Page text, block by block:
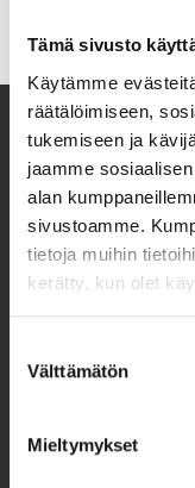
Tämä sivusto
Käytämme
räätälöimiseen,
tukemiseen ja
jaamme
alan
sivustoamme.
tietoja muihin
kerätty, kun olet
valinta
Välttämätön
Mieltymykset
Taksvärkki ry
00530 Helsinki